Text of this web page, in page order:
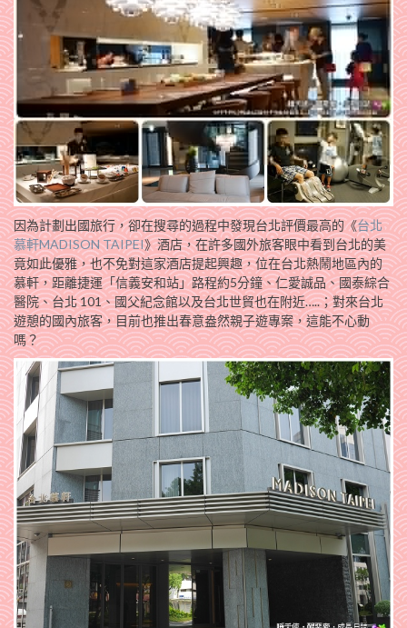
因為計劃出國旅行，卻在搜尋的過程中發現台北評價最高的《台北
慕軒MADISON TAIPEI》酒店，在許多國外旅客眼中看到台北的美
竟如此優雅，也不免對這家酒店提起興趣，位在台北熱鬧地區內的
慕軒，距離捷運「信義安和站」路程約5分鐘、仁愛誠品、國泰綜合
醫院、台北 101、國父紀念館以及台北世貿也在附近…..；對來台北
遊憩的國內旅客，目前也推出春意盎然親子遊專案，這能不心動
嗎？